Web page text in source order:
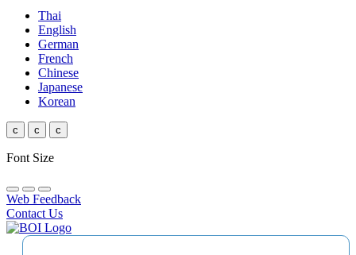
Thai
English
German
French
Chinese
Japanese
Korean
c c c
Font Size
Web Feedback
Contact Us